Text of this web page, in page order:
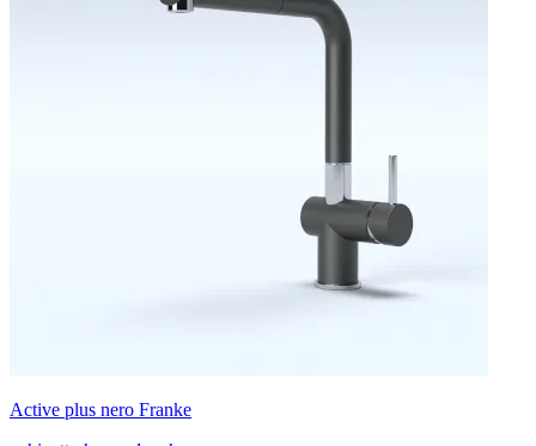
Active plus nero Franke